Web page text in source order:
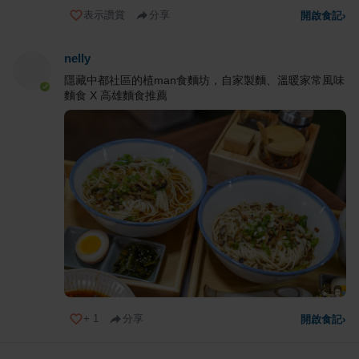
表示讚賞 分享 開啟食記›
nelly
隱藏中都社區的植man食麵坊，自家製麵、溫暖家常風味
麵食 X 高雄麵食推薦
+ 1 分享 開啟食記›